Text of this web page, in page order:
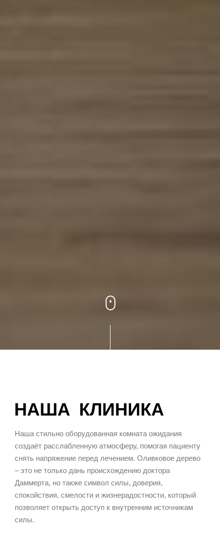
НАША КЛИНИКА
Наша стильно оборудованная комната ожидания
создаёт расслабленную атмосферу, помогая пациенту
снять напряжение перед лечением. Оливковое дерево
– это не только дань происхождению доктора
Даммерта, но также символ силы, доверия,
спокойствия, смелости и жизнерадостности, который
позволяет открыть доступ к внутренним источникам
силы.